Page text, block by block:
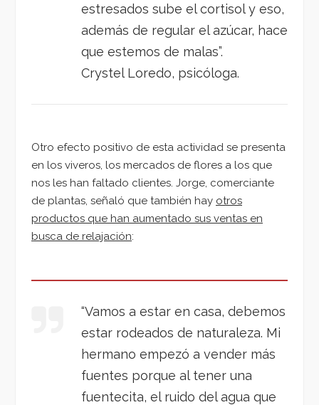
estresados sube el cortisol y eso,
además de regular el azúcar, hace
que estemos de malas”.
Crystel Loredo, psicóloga.
Otro efecto positivo de esta actividad se presenta
en los viveros, los mercados de flores a los que
nos les han faltado clientes. Jorge, comerciante
de plantas, señaló que también hay otros
productos que han aumentado sus ventas en
busca de relajación:
“Vamos a estar en casa, debemos
estar rodeados de naturaleza. Mi
hermano empezó a vender más
fuentes porque al tener una
fuentecita, el ruido del agua que